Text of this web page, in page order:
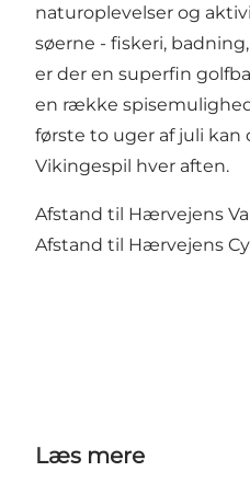
naturoplevelser og
søerne - fiskeri,
er der en superfin
en række
første to uger af juli kan
Vikingespil hver aften.
Afstand til Hærvejens
Afstand til Hærvejens
Læs mere